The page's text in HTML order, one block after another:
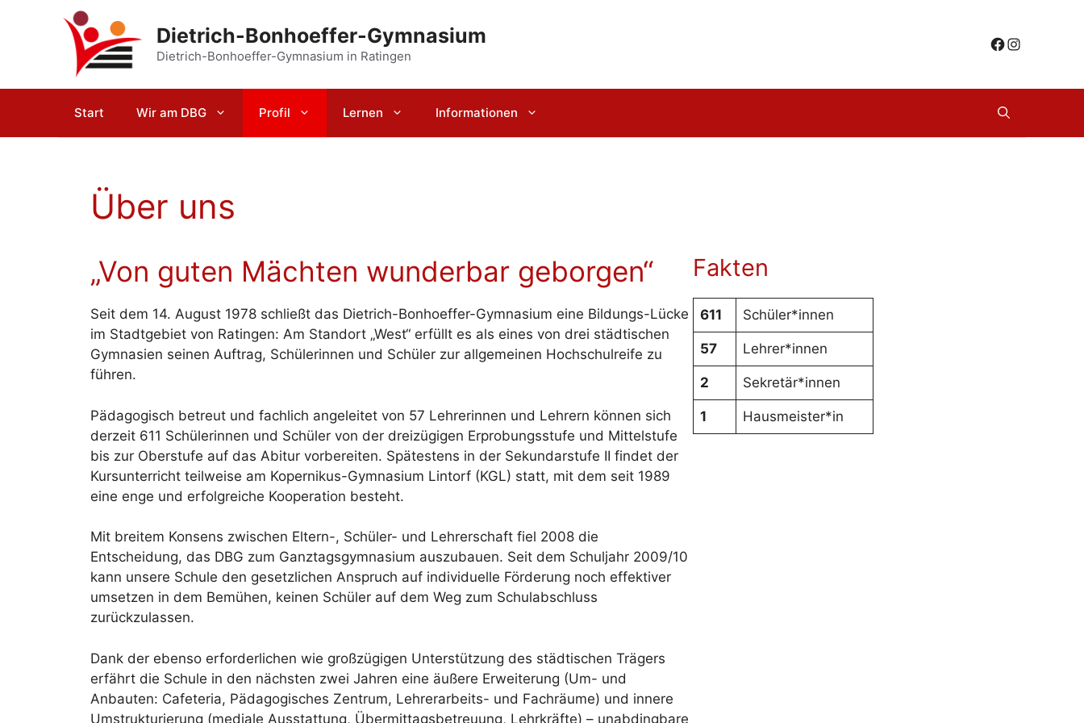
Dietrich-Bonhoeffer-Gymnasium
Dietrich-Bonhoeffer-Gymnasium in Ratingen
Facebook
Start Wir am DBG Profil Lernen Informationen
Über uns
„Von guten Mächten wunderbar geborgen“
Seit dem 14. August 1978 schließt das Dietrich-Bonhoeffer-Gymnasium eine Bildungs-Lücke
im Stadtgebiet von Ratingen: Am Standort „West“ erfüllt es als eines von drei städtischen
Gymnasien seinen Auftrag, Schülerinnen und Schüler zur allgemeinen Hochschulreife zu
führen.
Pädagogisch betreut und fachlich angeleitet von 57 Lehrerinnen und Lehrern können sich
derzeit 611 Schülerinnen und Schüler von der dreizügigen Erprobungsstufe und Mittelstufe
bis zur Oberstufe auf das Abitur vorbereiten. Spätestens in der Sekundarstufe II findet der
Kursunterricht teilweise am Kopernikus-Gymnasium Lintorf (KGL) statt, mit dem seit 1989
eine enge und erfolgreiche Kooperation besteht.
Mit breitem Konsens zwischen Eltern-, Schüler- und Lehrerschaft fiel 2008 die
Entscheidung, das DBG zum Ganztagsgymnasium auszubauen. Seit dem Schuljahr 2009/10
kann unsere Schule den gesetzlichen Anspruch auf individuelle Förderung noch effektiver
umsetzen in dem Bemühen, keinen Schüler auf dem Weg zum Schulabschluss
zurückzulassen.
Dank der ebenso erforderlichen wie großzügigen Unterstützung des städtischen Trägers
erfährt die Schule in den nächsten zwei Jahren eine äußere Erweiterung (Um- und
Anbauten: Cafeteria, Pädagogisches Zentrum, Lehrerarbeits- und Fachräume) und innere
Umstrukturierung (mediale Ausstattung, Übermittagsbetreuung, Lehrkräfte) – unabdingbare
Fakten
611 Schüler*innen
57 Lehrer*innen
2 Sekretär*innen
1 Hausmeister*in